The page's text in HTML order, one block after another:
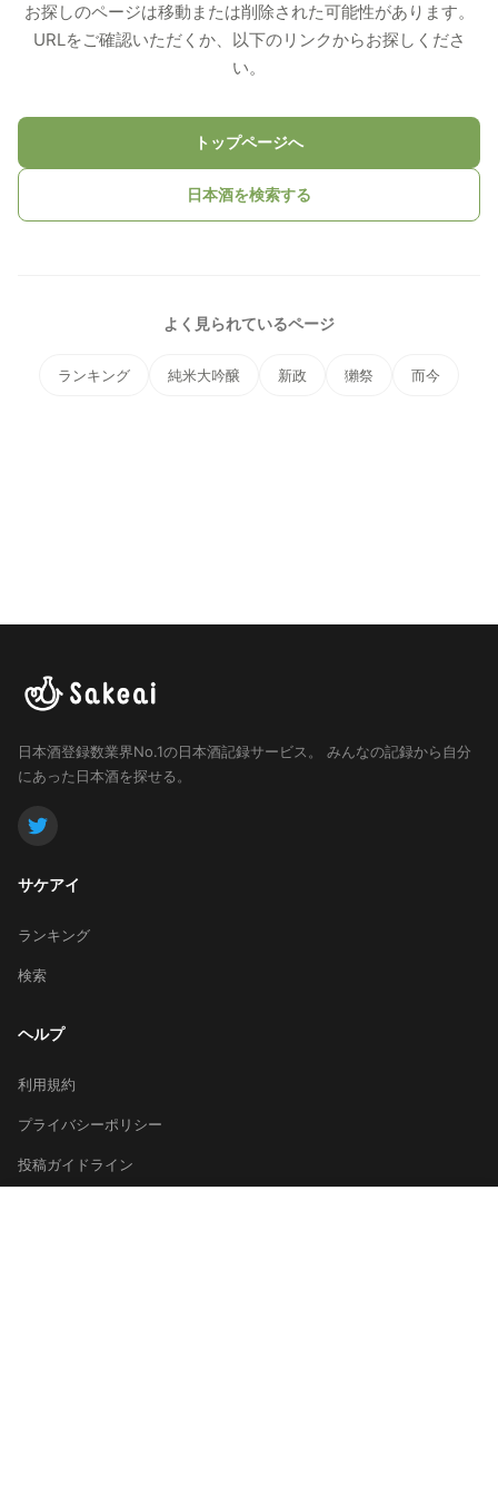
お探しのページは移動または削除された可能性があります。
URLをご確認いただくか、以下のリンクからお探しくださ
い。
トップページへ
日本酒を検索する
よく見られているページ
ランキング 純米大吟醸 新政 獺祭 而今
日本酒登録数業界No.1の日本酒記録サービス。
みんなの記録から自分
にあった日本酒を探せる。
サケアイ
ランキング
検索
ヘルプ
利用規約
プライバシーポリシー
投稿ガイドライン